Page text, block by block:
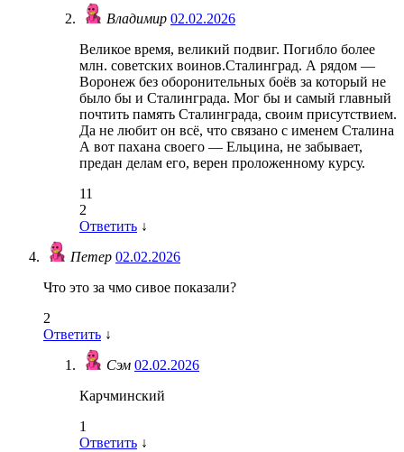
Владимир 02.02.2026
Великое время, великий подвиг. Погибло более
млн. советских воинов.Сталинград. А рядом —
Воронеж без оборонительных боёв за который не
было бы и Сталинграда. Мог бы и самый главный
почтить память Сталинграда, своим присутствием.
Да не любит он всё, что связано с именем Сталина
А вот пахана своего — Ельцина, не забывает,
предан делам его, верен проложенному курсу.
11
2
Ответить ↓
Петер 02.02.2026
Что это за чмо сивое показали?
2
Ответить ↓
Сэм 02.02.2026
Карчминский
1
Ответить ↓